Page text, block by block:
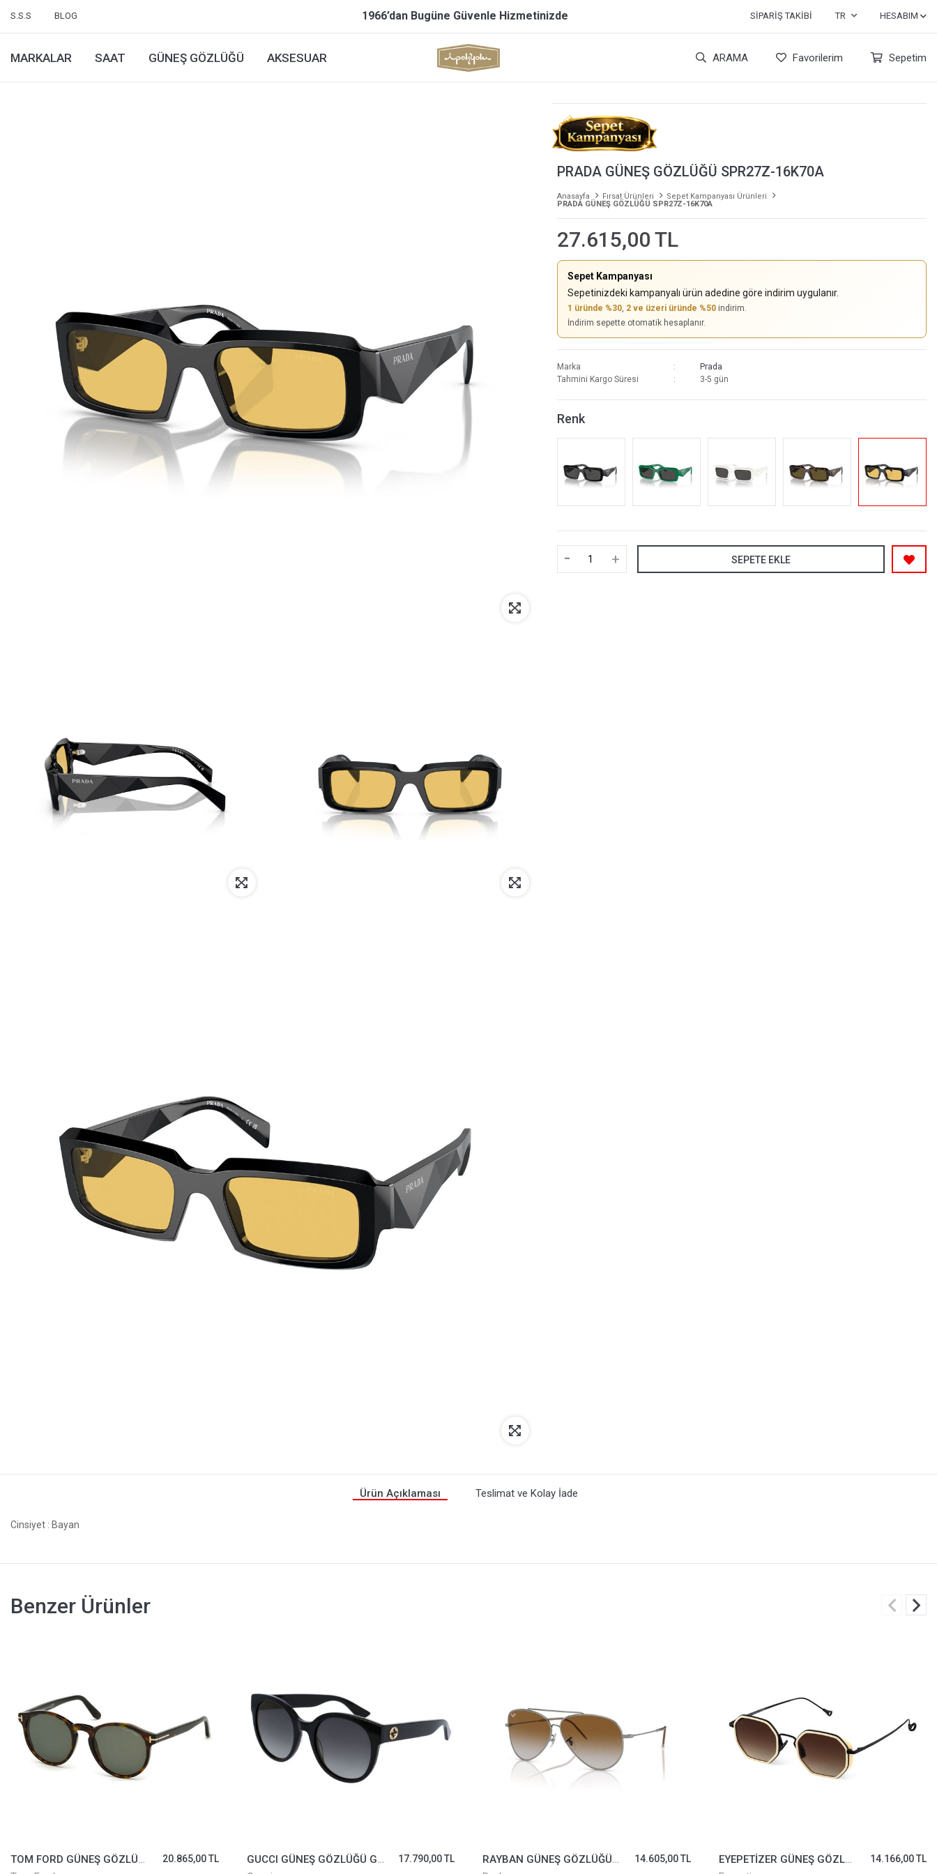
S.S.S BLOG 1966’dan Bugüne Güvenle Hizmetinizde SIPARIŞ TAKIBI TR HESABIM
MARKALAR SAAT GÜNEŞ GÖZLÜĞÜ AKSESUAR ARAMA Favorilerim Sepetim
PRADA GÜNEŞ GÖZLÜĞÜ SPR27Z-16K70A
Anasayfa Fırsat Ürünleri
Sepet Kampanyası Ürünleri
PRADA GÜNEŞ GÖZLÜĞÜ SPR27Z-16K70A
27.615,00 TL
Sepet Kampanyası
Sepetinizdeki kampanyalı ürün adedine göre indirim uygulanır.
1 üründe %30, 2 ve üzeri üründe %50indirim.
İndirim sepette otomatik hesaplanır.
Marka
Prada
Tahmini Kargo Süresi
3-5 gün
Renk
- + SEPETE EKLE
Ürün Açıklaması Teslimat ve Kolay İade
Cinsiyet : Bayan
Benzer Ürünler
TOM FORD GÜNEŞ GÖZLÜĞÜ TF591-52N
20.865,00 TL
GUCCI GÜNEŞ GÖZLÜĞÜ GG0035/S-001
17.790,00 TL
RAYBAN GÜNEŞ GÖZLÜĞÜ 0101S-004/CB*59
14.605,00 TL
EYEPETİZER GÜNEŞ GÖZLÜĞÜ TOMMASO2 CY-6-50
14.166,00 TL